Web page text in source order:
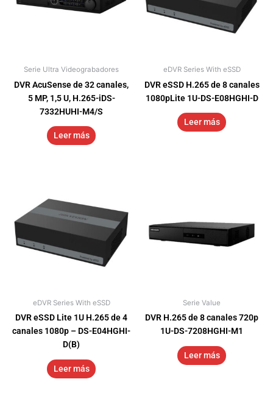
Serie Ultra Videograbadores
DVR AcuSense de 32 canales,
5 MP, 1,5 U, H.265-iDS-
7332HUHI-M4/S
Leer más
eDVR Series With eSSD
DVR eSSD H.265 de 8 canales
1080pLite 1U-DS-E08HGHI-D
Leer más
eDVR Series With eSSD
DVR eSSD Lite 1U H.265 de 4
canales 1080p – DS-E04HGHI-
D(B)
Leer más
Serie Value
DVR H.265 de 8 canales 720p
1U-DS-7208HGHI-M1
Leer más